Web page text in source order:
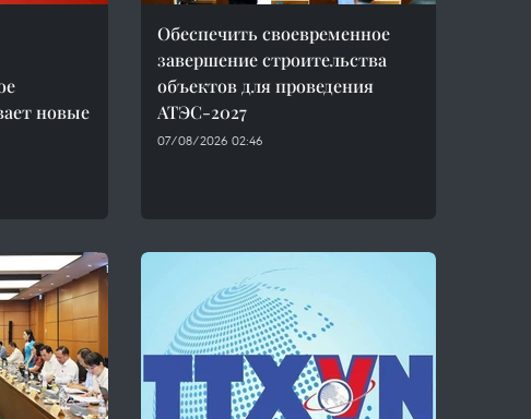
новые
Обеспечить своевременное
завершение строительства
объектов для проведения
АТЭС-2027
07/08/2026 02:46